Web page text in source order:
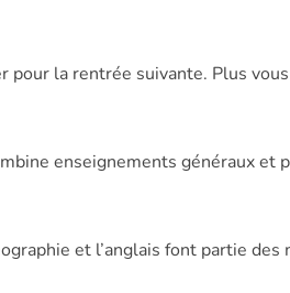
la rentrée suivante. Plus
enseignements généraux
et l’anglais font partie